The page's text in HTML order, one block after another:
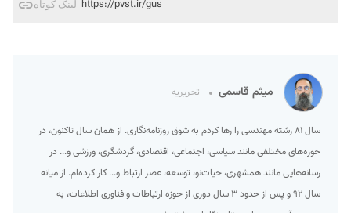
لینک کوتاه https://pvst.ir/gus
میثم قاسمی تحریریه
سال ۸۱ رشته مهندسی را رها کردم به شوق روزنامه‌نگاری. از همان سال تاکنون، در
حوزه‌های مختلفی مانند سیاسی، اجتماعی، اقتصادی، گردشگری، ورزشی و... در
رسانه‌هایی مانند همشهری، حیات‌نو، توسعه، عصر ارتباط و... کار کرده‌ام. از میانه
سال ۹۲ و پس از حدود ۳ سال دوری از حوزه ارتباطات و فناوری اطلاعات، به